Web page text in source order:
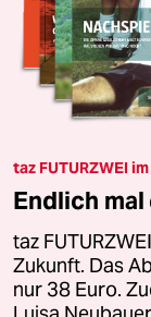
taz FUTURZWEI
Endlich
taz
Zukunft. Das
nur 38 Euro.